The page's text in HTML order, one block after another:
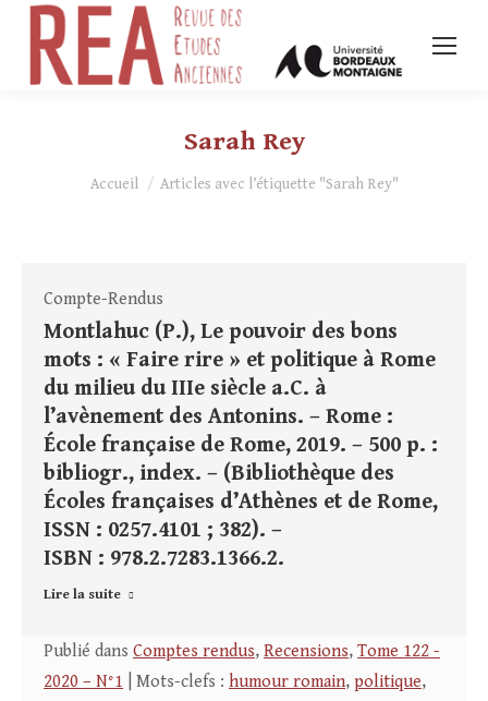
Sarah Rey
Vous êtes ici :
Accueil Articles avec l’étiquette "Sarah Rey"
Compte-Rendus
Montlahuc (P.), Le pouvoir des bons
mots : « Faire rire » et politique à Rome
du milieu du IIIe siècle a.C. à
l’avènement des Antonins. – Rome :
École française de Rome, 2019. – 500 p. :
bibliogr., index. – (Bibliothèque des
Écoles françaises d’Athènes et de Rome,
ISSN : 0257.4101 ; 382). –
ISBN : 978.2.7283.1366.2.
Lire la suite
Publié dans Comptes rendus, Recensions, Tome 122 -
2020 – N°1 | Mots-clefs : humour romain, politique,